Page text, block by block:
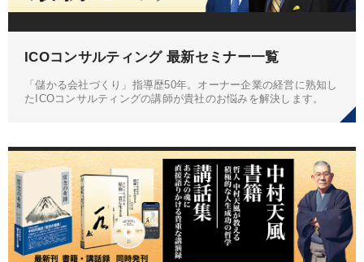
ICOコンサルティング 最新セミナー一覧
「儲かる会社づくり」指導歴50年。オーナー企業の経営に熟知し
たICOコンサルティングの講師が貴社のお悩みを解決します。